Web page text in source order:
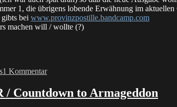
1, die übrigens lobende Erwähnung im
bei www.provinzpostille.bandcamp.com
machen will / wollte (?)
1 KommentarNumero
is
coming!
Countdown to Armageddon